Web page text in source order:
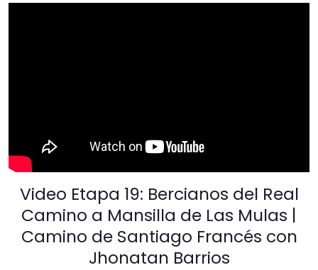
Video Etapa 19: Bercianos del Real
Camino a Mansilla de Las Mulas |
Camino de Santiago Francés con
Jhonatan Barrios